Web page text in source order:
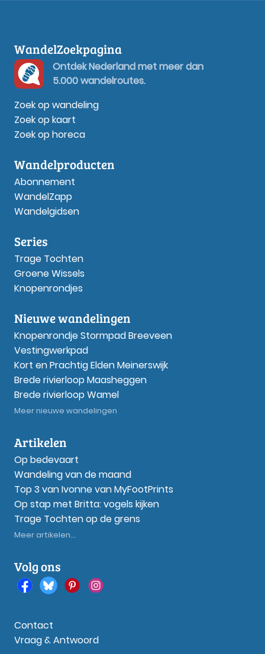
WandelZoekpagina
Ontdek Nederland met meer dan
5.000 wandelroutes.
Zoek op wandeling
Zoek op kaart
Zoek op horeca
Wandelproducten
Abonnement
WandelZapp
Wandelgidsen
Series
Trage Tochten
Groene Wissels
Knopenrondjes
Nieuwe wandelingen
Knopenrondje Stormpad Breeveen
Vestingwerkpad
Kort en Prachtig Elden Meinerswijk
Brede rivierloop Maasheggen
Brede rivierloop Wamel
Meer nieuwe wandelingen
Artikelen
Op bedevaart
Wandeling van de maand
Top 3 van Ivonne van MyFootPrints
Op stap met Britta: vogels kijken
Trage Tochten op de grens
Meer artikelen...
Volg ons
Contact
Vraag & Antwoord